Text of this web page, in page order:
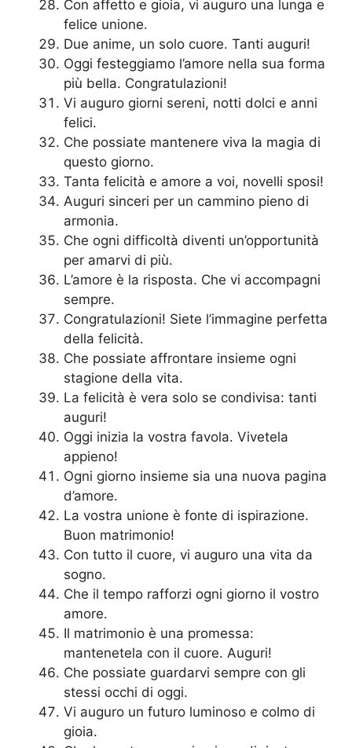
Con affetto e gioia, vi auguro una lunga e
felice unione.
Due anime, un solo cuore. Tanti auguri!
Oggi festeggiamo l’amore nella sua forma
più bella. Congratulazioni!
Vi auguro giorni sereni, notti dolci e anni
felici.
Che possiate mantenere viva la magia di
questo giorno.
Tanta felicità e amore a voi, novelli sposi!
Auguri sinceri per un cammino pieno di
armonia.
Che ogni difficoltà diventi un’opportunità
per amarvi di più.
L’amore è la risposta. Che vi accompagni
sempre.
Congratulazioni! Siete l’immagine perfetta
della felicità.
Che possiate affrontare insieme ogni
stagione della vita.
La felicità è vera solo se condivisa: tanti
auguri!
Oggi inizia la vostra favola. Vivetela
appieno!
Ogni giorno insieme sia una nuova pagina
d’amore.
La vostra unione è fonte di ispirazione.
Buon matrimonio!
Con tutto il cuore, vi auguro una vita da
sogno.
Che il tempo rafforzi ogni giorno il vostro
amore.
Il matrimonio è una promessa:
mantenetela con il cuore. Auguri!
Che possiate guardarvi sempre con gli
stessi occhi di oggi.
Vi auguro un futuro luminoso e colmo di
gioia.